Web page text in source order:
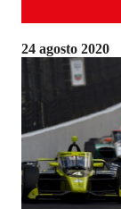
24 agosto 2020